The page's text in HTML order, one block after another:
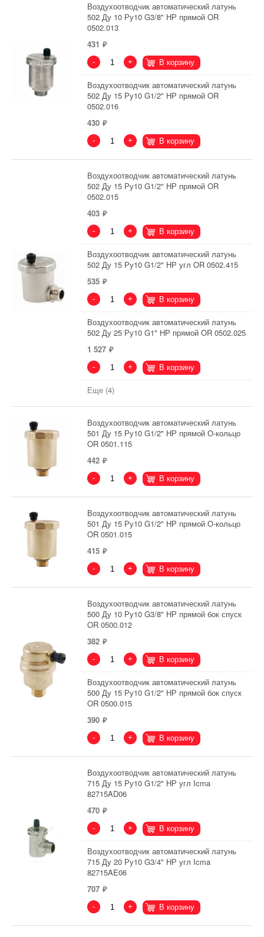
Воздухоотводчик автоматический латунь
502 Ду 10 Ру10 G3/8" НР прямой OR
0502.013
431
- + В корзину
Воздухоотводчик автоматический латунь
502 Ду 15 Ру10 G1/2" НР прямой OR
0502.016
430
- + В корзину
Воздухоотводчик автоматический латунь
502 Ду 15 Ру10 G1/2" НР прямой OR
0502.015
403
- + В корзину
Воздухоотводчик автоматический латунь
502 Ду 15 Ру10 G1/2" НР угл OR 0502.415
535
- + В корзину
Воздухоотводчик автоматический латунь
502 Ду 25 Ру10 G1" НР прямой OR 0502.025
1 527
- + В корзину
Еще (4)
Воздухоотводчик автоматический латунь
501 Ду 15 Ру10 G1/2" НР прямой О-кольцо
OR 0501.115
442
- + В корзину
Воздухоотводчик автоматический латунь
501 Ду 15 Ру10 G1/2" НР прямой О-кольцо
OR 0501.015
415
- + В корзину
Воздухоотводчик автоматический латунь
500 Ду 10 Ру10 G3/8" НР прямой бок спуск
OR 0500.012
382
- + В корзину
Воздухоотводчик автоматический латунь
500 Ду 15 Ру10 G1/2" НР прямой бок спуск
OR 0500.015
390
- + В корзину
Воздухоотводчик автоматический латунь
715 Ду 15 Ру10 G1/2" НР угл Icma
82715AD06
470
- + В корзину
Воздухоотводчик автоматический латунь
715 Ду 20 Ру10 G3/4" НР угл Icma
82715AE06
707
- + В корзину